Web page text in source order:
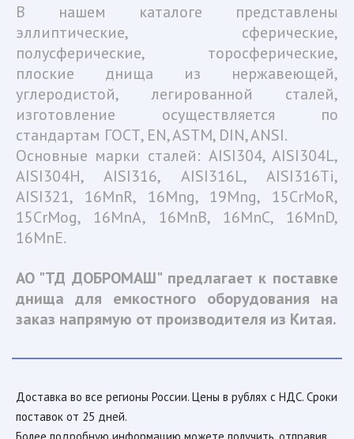
В нашем каталоге представлены
эллиптические, сферические,
полусферические, торосферические,
плоские днища из нержавеющей,
углеродистой, легированной сталей,
изготовление осуществляется по
стандартам ГОСТ, EN, ASTM, DIN, ANSI.
Основные марки сталей: AISI304, AISI304L,
AISI304H, AISI316, AISI316L, AISI316Ti,
AISI321, 16MnR, 16Mng, 19Mng, 15CrMoR,
15CrMog, 16MnA, 16MnB, 16MnC, 16MnD,
16MnE.
АО "ТД ДОБРОМАШ" предлагает к поставке
днища для емкостного оборудования на
заказ напрямую от производителя из Китая.
Доставка во все регионы России. Цены в рублях с НДС. Сроки
поставок от 25 дней.
Более подробную информацию можете получить, отправив